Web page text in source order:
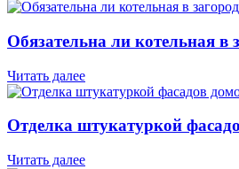
Обязательна ли котельная в
Читать далее
Отделка штукатуркой
Читать далее